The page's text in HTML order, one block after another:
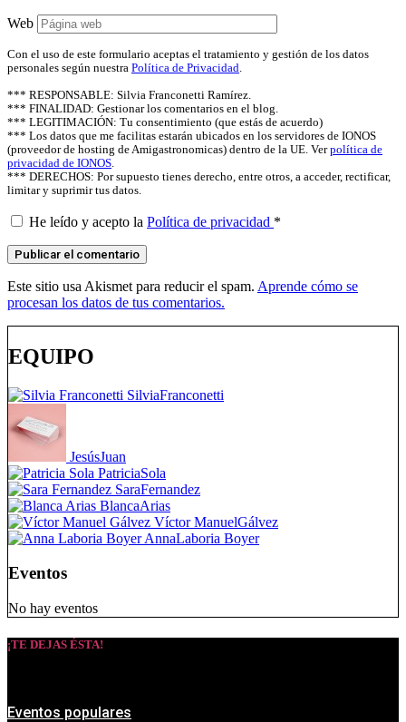
Web
Con el uso de este formulario aceptas el tratamiento y gestión de los datos
personales según nuestra Política de Privacidad.
*** RESPONSABLE: Silvia Franconetti Ramírez.
*** FINALIDAD: Gestionar los comentarios en el blog.
*** LEGITIMACIÓN: Tu consentimiento (que estás de acuerdo)
*** Los datos que me facilitas estarán ubicados en los servidores de IONOS
(proveedor de hosting de Amigastronomicas) dentro de la UE. Verpolítica de
privacidad de IONOS.
*** DERECHOS: Por supuesto tienes derecho, entre otros, a acceder, rectificar,
limitar y suprimir tus datos.
He leído y acepto la Política de privacidad *
Este sitio usa Akismet para reducir el spam. Aprende cómo se
procesan los datos de tus comentarios.
EQUIPO
SilviaFranconetti
JesúsJuan
PatriciaSola
SaraFernandez
BlancaArias
Víctor ManuelGálvez
AnnaLaboria Boyer
Eventos
No hay eventos
¡TE DEJAS ÉSTA!
Eventos populares